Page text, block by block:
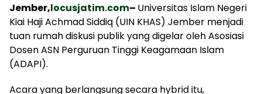
Jember,locusjatim.com– Universitas Islam Negeri
Kiai Haji Achmad Siddiq (UIN KHAS) Jember menjadi
tuan rumah diskusi publik yang digelar oleh Asosiasi
Dosen ASN Perguruan Tinggi Keagamaan Islam
(ADAPI).
Acara yang berlangsung secara hybrid itu,